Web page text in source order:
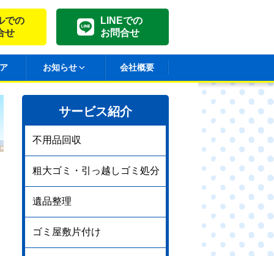
での
せ
LINEでの
お問合せ
お知らせ 会社概要
サービス紹介
不用品回収
粗大ゴミ・引っ越しゴミ処分
遺品整理
ゴミ屋敷片付け